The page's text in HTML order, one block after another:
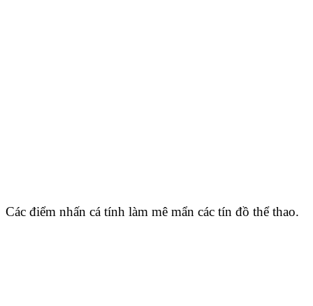
Các điểm nhấn cá tính làm mê mẩn các tín đồ thể thao.